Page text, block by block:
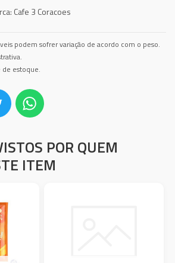
Cafe 3 Coracoes
podem sofrer variação de acordo com o peso.
estoque.
POR QUEM
ITEM